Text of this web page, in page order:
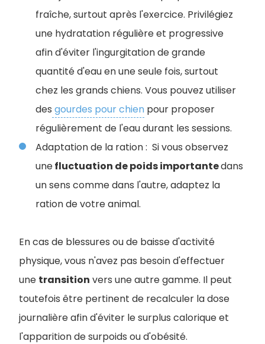
fraîche, surtout après l'exercice. Privilégiez
une hydratation régulière et progressive
afin d'éviter l'ingurgitation de grande
quantité d'eau en une seule fois, surtout
chez les grands chiens. Vous pouvez utiliser
des gourdes pour chien pour proposer
régulièrement de l'eau durant les sessions.
Adaptation de la ration : Si vous observez
unefluctuation de poids importantedans
un sens comme dans l'autre, adaptez la
ration de votre animal.
En cas de blessures ou de baisse d'activité
physique, vous n'avez pas besoin d'effectuer
une transition vers une autre gamme. Il peut
toutefois être pertinent de recalculer la dose
journalière afin d'éviter le surplus calorique et
l'apparition de surpoids ou d'obésité.